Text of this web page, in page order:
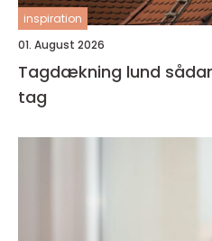
inspiration
01. August 2026
Tagdækning lund sådan får du et holdbart
tag